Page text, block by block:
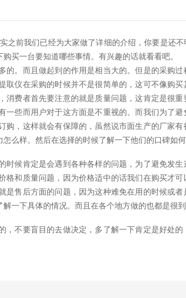
之前我们已经为大家做了详细的介绍，你要是还
买一台要知道哪些事情。有兴趣的话就看看吧。
。而且做起到的作用是相当大的。但是的采购过
仪在采购的时候并不是很简单的，这可不像购
费者首先要注意的就是质量问题，这肯定是很
些而用户对于这方面是不重视的。而我们为了
，这样就会有保障的，虽然说市面生产的厂家
么样。然后在选择的时候了解一下他们的口碑如
候肯定是会遇到各种各样的问题，为了避免发生
和质量问题，因为价格适中的话我们在购买才
售后方面的问题，因为这种难免在用的时候或
一下具体的情况。而且在各个地方做的也都是很
不要盲目的去做决定，多了解一下肯定是好处的